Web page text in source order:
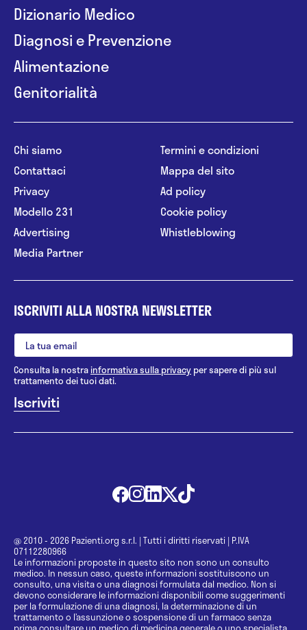
Dizionario Medico
Diagnosi e Prevenzione
Alimentazione
Genitorialità
Chi siamo
Contattaci
Privacy
Modello 231
Advertising
Media Partner
Termini e condizioni
Mappa del sito
Ad policy
Cookie policy
Whistleblowing
ISCRIVITI ALLA NOSTRA NEWSLETTER
Consulta la nostrainformativa sulla privacy per sapere di più sul
trattamento dei tuoi dati.
@ 2010 - 2026 Pazienti.org s.r.l. | Tutti i diritti riservati | P.IVA
07112280966
Le informazioni proposte in questo sito non sono un consulto
medico. In nessun caso, queste informazioni sostituiscono un
consulto, una visita o una diagnosi formulata dal medico. Non si
devono considerare le informazioni disponibili come suggerimenti
per la formulazione di una diagnosi, la determinazione di un
trattamento o l’assunzione o sospensione di un farmaco senza